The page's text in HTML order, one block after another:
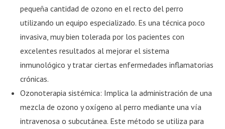
pequeña cantidad de ozono en el recto del perro
utilizando un equipo especializado. Es una técnica poco
invasiva, muy bien tolerada por los pacientes con
excelentes resultados al mejorar el sistema
inmunológico y tratar ciertas enfermedades inflamatorias
crónicas.
Ozonoterapia sistémica: Implica la administración de una
mezcla de ozono y oxígeno al perro mediante una vía
intravenosa o subcutánea. Este método se utiliza para